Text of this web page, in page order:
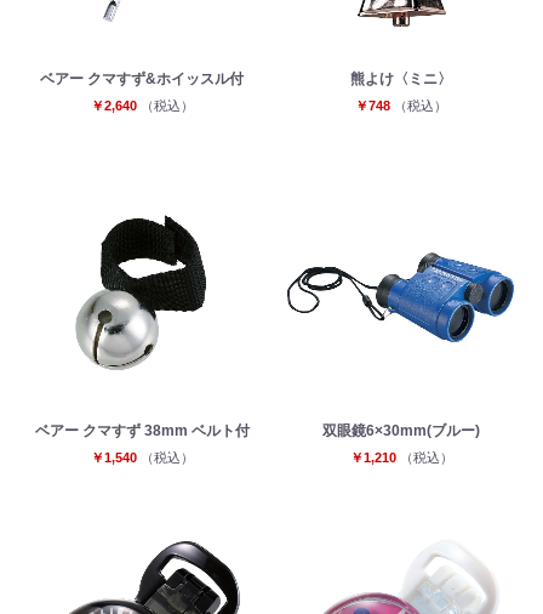
ベアー クマすず&ホイッスル付
￥2,640 （税込）
熊よけ〈ミニ〉
￥748 （税込）
ベアー クマすず 38mm ベルト付
￥1,540 （税込）
双眼鏡6×30mm(ブルー)
￥1,210 （税込）